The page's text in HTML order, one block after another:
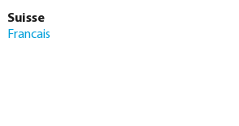
Suisse
Francais